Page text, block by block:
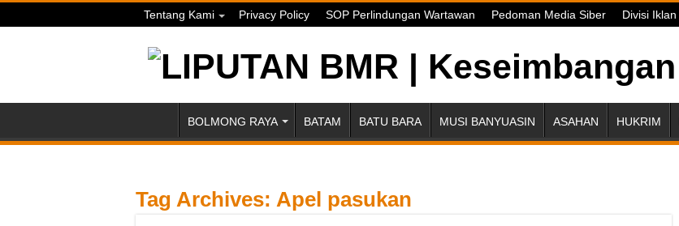
Tentang Kami Privacy Policy SOP Perlindungan Wartawan Pedoman Media Siber Divisi Iklan
BOLMONG RAYA BATAM BATU BARA MUSI BANYUASIN ASAHAN HUKRIM
Tag Archives: Apel pasukan